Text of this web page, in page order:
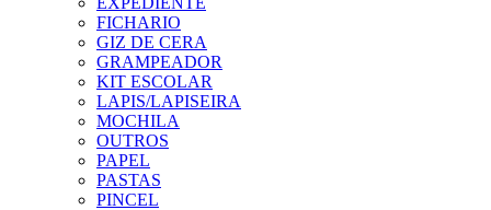
FICHARIO
GIZ DE CERA
GRAMPEADOR
KIT ESCOLAR
LAPIS/LAPISEIRA
MOCHILA
OUTROS
PAPEL
PASTAS
PINCEL